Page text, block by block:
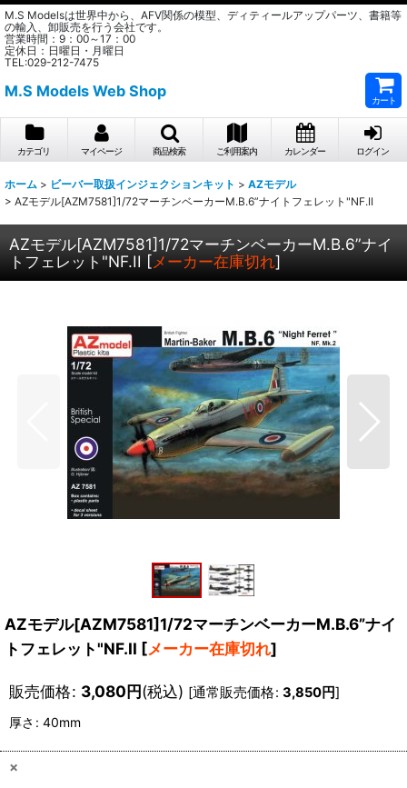
M.S Modelsは世界中から、AFV関係の模型、ディティールアップパーツ、書籍等
の輸入、卸販売を行う会社です。
営業時間：9：00～17：00
定休日：日曜日・月曜日
TEL:029-212-7475
M.S Models Web Shop
カート
カテゴリ マイページ 商品検索 ご利用案内 カレンダー ログイン
ホーム > ビーバー取扱インジェクションキット > AZモデル
> AZモデル[AZM7581]1/72マーチンベーカーM.B.6”ナイトフェレット"NF.II
AZモデル[AZM7581]1/72マーチンベーカーM.B.6”ナイ
トフェレット"NF.II [メーカー在庫切れ]
AZモデル[AZM7581]1/72マーチンベーカーM.B.6”ナイ
トフェレット"NF.II [メーカー在庫切れ]
販売価格: 3,080円(税込) [通常販売価格: 3,850円]
厚さ : 40mm
×